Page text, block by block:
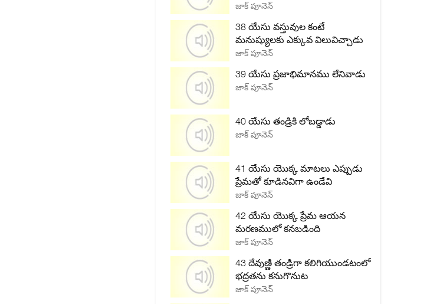
జాక్ పూనెన్
38 యేసు వస్తువుల కంటే
మనుష్యులకు ఎక్కువ విలువిచ్చాడు
జాక్ పూనెన్
39 యేసు ప్రజాభిమానము లేనివాడు
జాక్ పూనెన్
40 యేసు తండ్రికి లోబడ్డాడు
జాక్ పూనెన్
41 యేసు యొక్క మాటలు ఎప్పుడు
ప్రేమతో కూడినవిగా ఉండేవి
జాక్ పూనెన్
42 యేసు యొక్క ప్రేమ ఆయన
మరణములో కనబడింది
జాక్ పూనెన్
43 దేవుణ్ణి తండ్రిగా కలిగియుండటంలో
భద్రతను కనుగొనుట
జాక్ పూనెన్